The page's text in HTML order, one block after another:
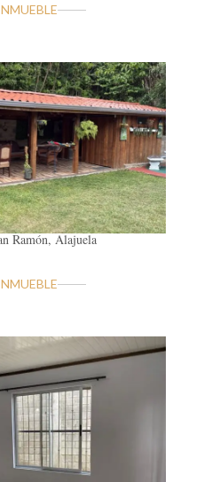
Ramón, Alajuela